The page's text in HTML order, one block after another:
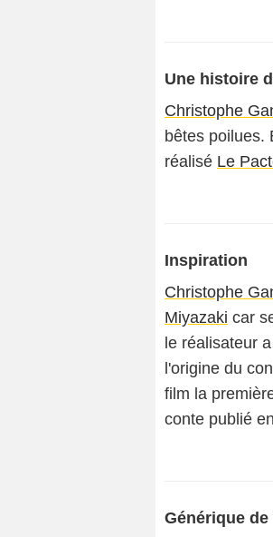
Une histoire
Christophe
bêtes poilues.
réalisé Le
Inspiration
Christophe
Miyazaki car
le réalisateur
l'origine du
film la
conte publié
Générique de